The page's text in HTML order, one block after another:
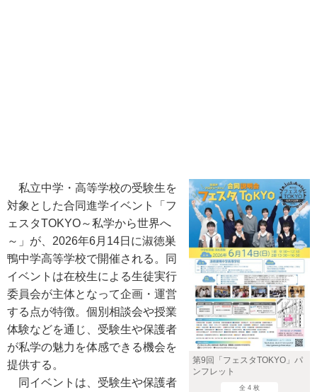
第9回「フェスタTOKYO」パ
ンフレット
全 4 枚
私立中学・高等学校の受験生を
対象とした合同進学イベント「フ
ェスタTOKYO～私学から世界へ
～」が、2026年6月14日に淑徳巣
鴨中学高等学校で開催される。同
イベントは在校生による生徒実行
委員会が主体となって企画・運営
する点が特徴。個別相談会や授業
体験などを通じ、受験生や保護者
が私学の魅力を体感できる機会を
提供する。
同イベントは、受験生や保護者